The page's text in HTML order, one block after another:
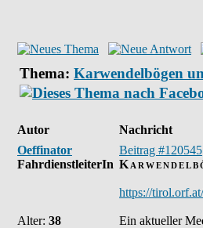
Thema: Karwendelbögen
Autor
Nachricht
Oeffinator
FahrdienstleiterIn
Alter: 38
Beitrag #120545
https://
Ein aktueller